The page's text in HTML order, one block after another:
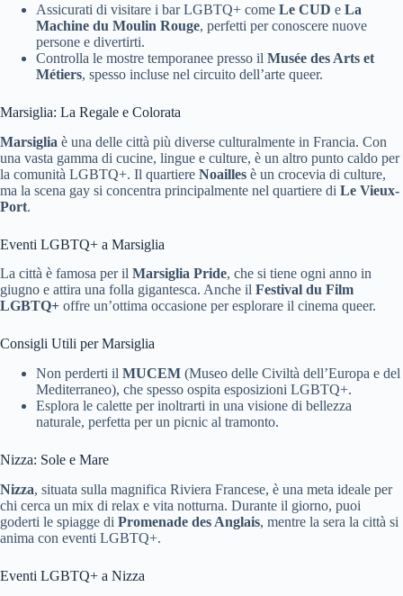
Assicurati di visitare i bar LGBTQ+ come Le CUD e La
Machine du Moulin Rouge, perfetti per conoscere nuove
persone e divertirti.
Controlla le mostre temporanee presso il Musée des Arts et
Métiers, spesso incluse nel circuito dell’arte queer.
Marsiglia: La Regale e Colorata
Marsiglia è una delle città più diverse culturalmente in Francia. Con
una vasta gamma di cucine, lingue e culture, è un altro punto caldo per
la comunità LGBTQ+. Il quartiere Noailles è un crocevia di culture,
ma la scena gay si concentra principalmente nel quartiere di Le Vieux-
Port.
Eventi LGBTQ+ a Marsiglia
La città è famosa per il Marsiglia Pride, che si tiene ogni anno in
giugno e attira una folla gigantesca. Anche il Festival du Film
LGBTQ+ offre un’ottima occasione per esplorare il cinema queer.
Consigli Utili per Marsiglia
Non perderti il MUCEM (Museo delle Civiltà dell’Europa e del
Mediterraneo), che spesso ospita esposizioni LGBTQ+.
Esplora le calette per inoltrarti in una visione di bellezza
naturale, perfetta per un picnic al tramonto.
Nizza: Sole e Mare
Nizza, situata sulla magnifica Riviera Francese, è una meta ideale per
chi cerca un mix di relax e vita notturna. Durante il giorno, puoi
goderti le spiagge di Promenade des Anglais, mentre la sera la città si
anima con eventi LGBTQ+.
Eventi LGBTQ+ a Nizza